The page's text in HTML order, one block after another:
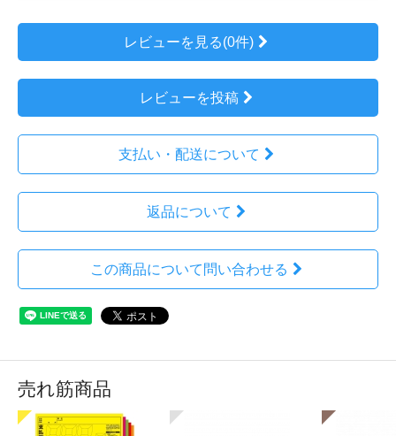
レビューを見る(0件)
レビューを投稿
支払い・配送について
返品について
この商品について問い合わせる
売れ筋商品